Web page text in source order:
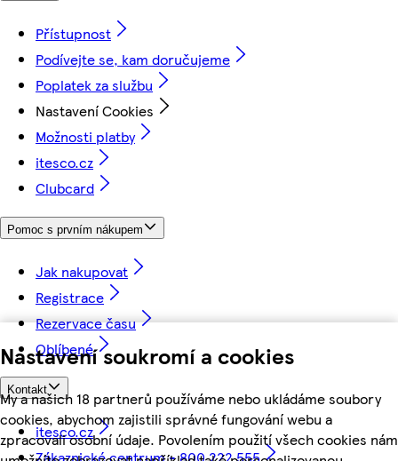
Nastavení soukromí a cookies
My a našich 18 partnerů používáme nebo ukládáme soubory
cookies, abychom zajistili správné fungování webu a
zpracovali osobní údaje. Povolením použití všech cookies nám
Přístupnost
Podívejte se, kam doručujeme
Poplatek za službu
Nastavení Cookies
Možnosti platby
itesco.cz
Clubcard
Pomoc s prvním nákupem
Jak nakupovat
Registrace
Rezervace času
Oblíbené
Kontakt
itesco.cz